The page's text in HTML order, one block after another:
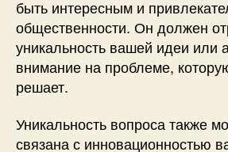
быть интересным и
общественности. Он должен
уникальность вашей идеи или
внимание на проблеме,
решает.
Уникальность вопроса также
связана с инновационностью